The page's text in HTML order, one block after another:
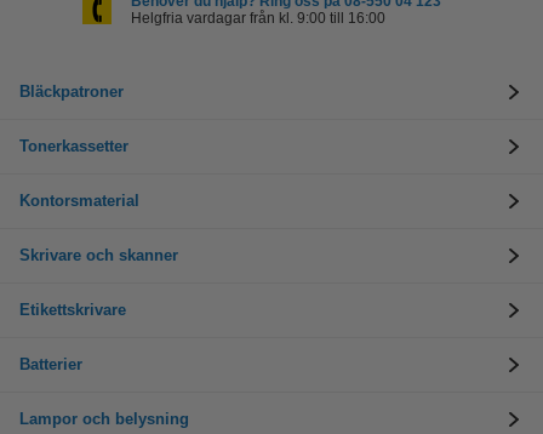
Helgfria vardagar från kl. 9:00 till 16:00
Bläckpatroner
Tonerkassetter
Kontorsmaterial
Skrivare och skanner
Etikettskrivare
Batterier
Lampor och belysning